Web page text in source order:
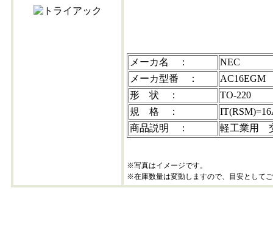
メーカ名 ：
NEC
メーカ型番 ：
AC16EGM
形 状 ：
TO-220
規 格 ：
商品説明 ：
軽工業用
※写真はイメージです。
※在庫数量は変動しますので、目安として